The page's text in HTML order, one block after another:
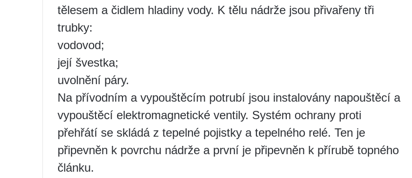
tělesem a čidlem hladiny vody. K tělu nádrže jsou přivařeny tři
trubky:
vodovod;
její švestka;
uvolnění páry.
Na přívodním a vypouštěcím potrubí jsou instalovány napouštěcí a
vypouštěcí elektromagnetické ventily. Systém ochrany proti
přehřátí se skládá z tepelné pojistky a tepelného relé. Ten je
připevněn k povrchu nádrže a první je připevněn k přírubě topného
článku.